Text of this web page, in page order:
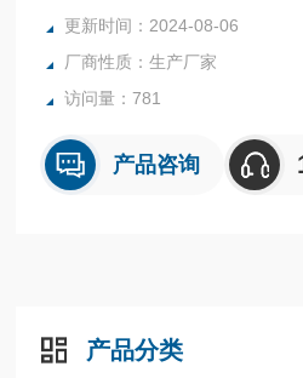
更新时间：2024-08-06
厂商性质：生产厂家
访问量：781
产品咨询
产品分类